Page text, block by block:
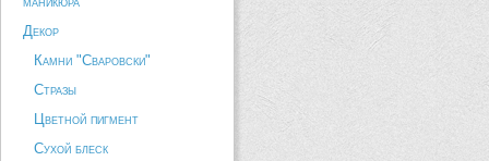
Декор
Камни "Сваровски"
Стразы
Цветной пигмент
Сухой блеск